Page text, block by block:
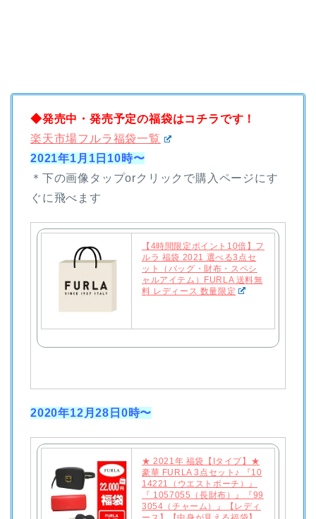
◆発売中・発売予定の福袋はコチラです！
楽天市場フルラ福袋一覧
2021年1月1日10時〜
＊下の画像タップorクリックで購入ページにす
ぐに飛べます
【4時間限定ポイント10倍】フ
ルラ 福袋 2021 選べる3点セ
ット（バッグ・財布・スペシ
ャルアイテム）FURLA 送料無
料 レディース 数量限定
2020年12月28日0時〜
★ 2021年 福袋【Iタイプ】★
豪華 FURLA 3点セット♪ 『10
14221（ウエストポーチ）』
『 1057055（長財布）』『99
3054（チャーム）』【レディ